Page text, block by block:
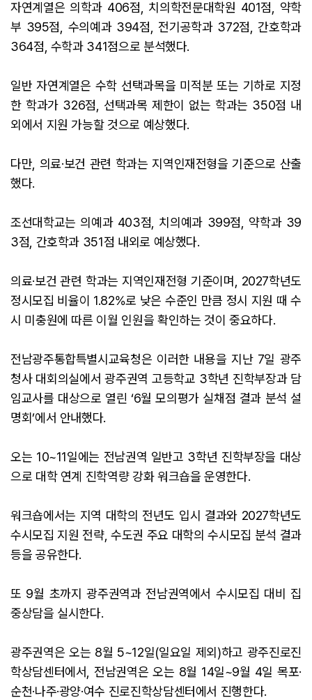
자연계열은 의학과 406점, 치의학전문대학원 401점, 약학
부 395점, 수의예과 394점, 전기공학과 372점, 간호학과
364점, 수학과 341점으로 분석했다.
일반 자연계열은 수학 선택과목을 미적분 또는 기하로 지정
한 학과가 326점, 선택과목 제한이 없는 학과는 350점 내
외에서 지원 가능할 것으로 예상했다.
다만, 의료·보건 관련 학과는 지역인재전형을 기준으로 산출
했다.
조선대학교는 의예과 403점, 치의예과 399점, 약학과 39
3점, 간호학과 351점 내외로 예상했다.
의료·보건 관련 학과는 지역인재전형 기준이며, 2027학년도
정시모집 비율이 1.82%로 낮은 수준인 만큼 정시 지원 때 수
시 미충원에 따른 이월 인원을 확인하는 것이 중요하다.
전남광주통합특별시교육청은 이러한 내용을 지난 7일 광주
청사 대회의실에서 광주권역 고등학교 3학년 진학부장과 담
임교사를 대상으로 열린 ‘6월 모의평가 실채점 결과 분석 설
명회’에서 안내했다.
오는 10~11일에는 전남권역 일반고 3학년 진학부장을 대상
으로 대학 연계 진학역량 강화 워크숍을 운영한다.
워크숍에서는 지역 대학의 전년도 입시 결과와 2027학년도
수시모집 지원 전략, 수도권 주요 대학의 수시모집 분석 결과
등을 공유한다.
또 9월 초까지 광주권역과 전남권역에서 수시모집 대비 집
중상담을 실시한다.
광주권역은 오는 8월 5~12일(일요일 제외)하고 광주진로진
학상담센터에서, 전남권역은 오는 8월 14일~9월 4일 목포·
순천·나주·광양·여수 진로진학상담센터에서 진행한다.